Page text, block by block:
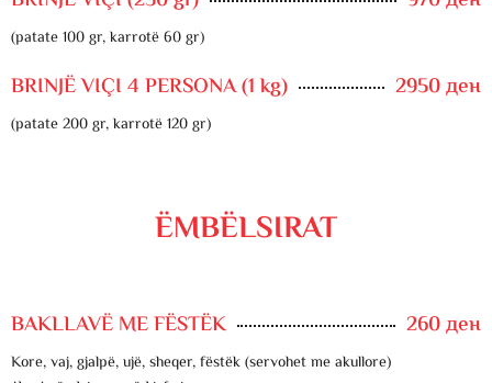
(patate 100 gr, karrotë 60 gr)
BRINJË VIÇI 4 PERSONA (1 kg) 2950 ден
(patate 200 gr, karrotë 120 gr)
ËMBËLSIRAT
BAKLLAVË ME FËSTËK 260 ден
Kore, vaj, gjalpë, ujë, sheqer, fëstëk (servohet me akullore)